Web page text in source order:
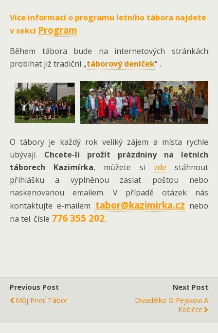
Více informací o programu letního tábora najdete
v sekci Program
Během tábora bude na internetových stránkách
probíhat již tradiční „táborový deníček“ .
O tábory je každý rok veliký zájem a místa rychle
ubývají. Chcete-li prožít prázdniny na letních
táborech Kazimírka, můžete si zde stáhnout
přihlášku a vyplněnou zaslat poštou nebo
naskenovanou emailem. V případě otázek nás
kontaktujte e-mailem tabor@kazimirka.cz nebo
na tel. čísle 776 355 202.
Previous Post
Můj První Tábor
Next Post
Divadélko O Pejskovi A
Kočičce